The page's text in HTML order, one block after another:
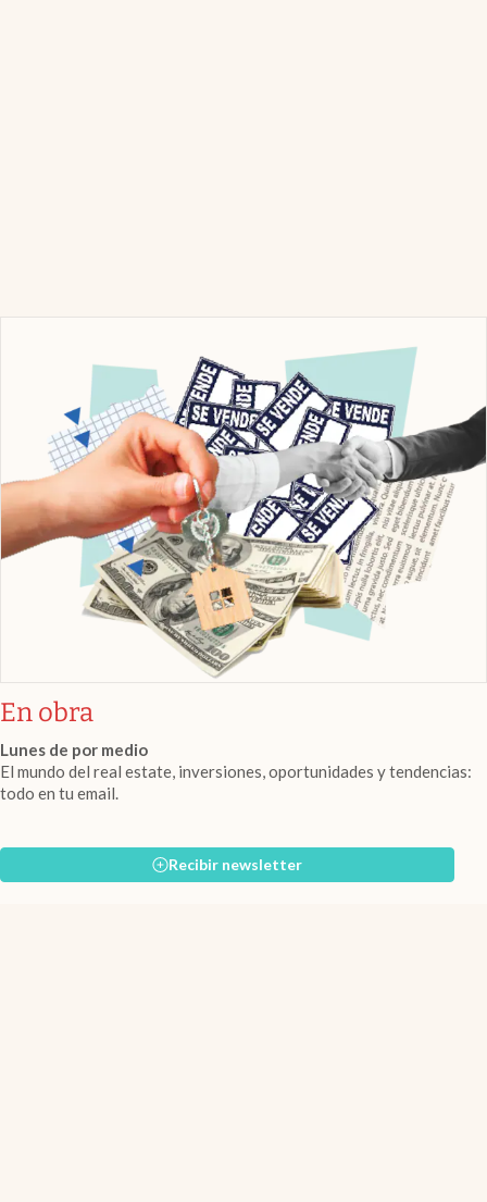
En obra
Lunes de por medio
El mundo del real estate, inversiones, oportunidades y tendencias:
todo en tu email.
Recibir newsletter